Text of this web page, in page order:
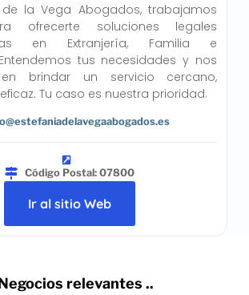
de la Vega Abogados, trabajamos
ofrecerte soluciones legales
en Extranjería, Familia e
tus necesidades y nos
brindar un servicio cercano,
Tu caso es nuestra prioridad.
Código Postal: 07800
Ir al sitio Web
relevantes ..